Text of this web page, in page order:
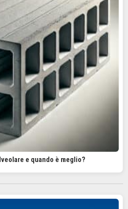
e quando è meglio?